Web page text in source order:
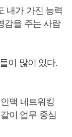
내가 가진 능력
감을 주는 사람
이 많이 있다.
맥 네트워킹
이 업무 중심